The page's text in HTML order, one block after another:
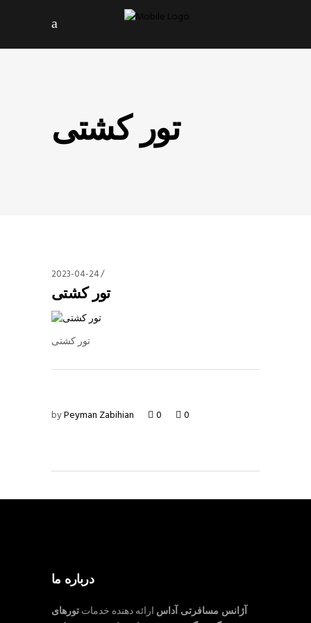
تور کشتی
2023-04-24
تور کشتی
تور کشتی
byPeyman Zabihian 0 0
درباره ما
آژانس مسافرتی آداس ارائه دهنده خدماتتورهای